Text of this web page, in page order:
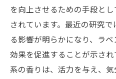
を向上させるための手段と
されています。最近の研究
る影響が明らかになり、ラ
効果を促進することが示さ
系の香りは、活力を与え、